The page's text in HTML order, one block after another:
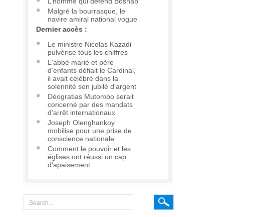
Malgré la bourrasque, le
navire amiral national vogue
Dernier accès :
Le ministre Nicolas Kazadi
pulvérise tous les chiffres
L'abbé marié et père
d'enfants défiait le Cardinal,
il avait célébré dans la
solennité son jubilé d'argent
Déogratias Mutombo serait
concerné par des mandats
d'arrêt internationaux
Joseph Olenghankoy
mobilise pour une prise de
conscience nationale
Comment le pouvoir et les
églises ont réussi un cap
d'apaisement